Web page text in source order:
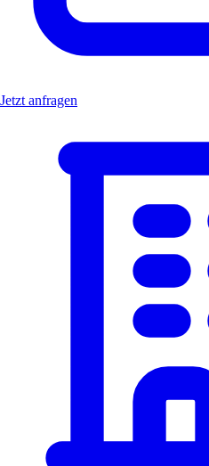
Jetzt anfragen